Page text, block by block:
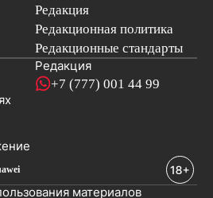
Редакция
Редакционная политика
Редакционные стандарты
Редакция
+7 (777) 001 44 99
новостей
материалов